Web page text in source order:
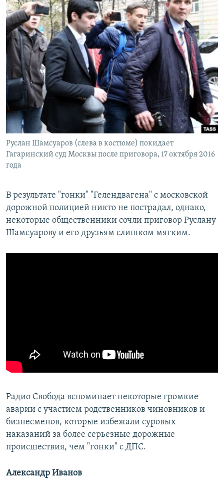
Руслан Шамсуаров (слева в костюме) покидает
Гагаринский суд Москвы после приговора, 17 октября 2016
года
В результате "гонки" "Гелендвагена" с московской
дорожной полицией никто не пострадал, однако,
некоторые общественники сочли приговор Руслану
Шамсуарову и его друзьям слишком мягким.
Радио Свобода вспоминает некоторые громкие
аварии с участием родственников чиновников и
бизнесменов, которые избежали суровых
наказаний за более серьезные дорожные
происшествия, чем "гонки" с ДПС.
Александр Иванов